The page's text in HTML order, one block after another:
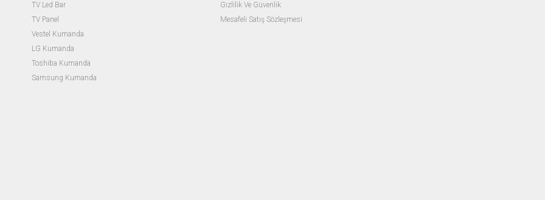
TV Led Bar
TV Panel
Vestel Kumanda
LG Kumanda
Toshiba Kumanda
Samsung Kumanda
Gizlilik Ve Güvenlik
Mesafeli Satış Sözleşmesi